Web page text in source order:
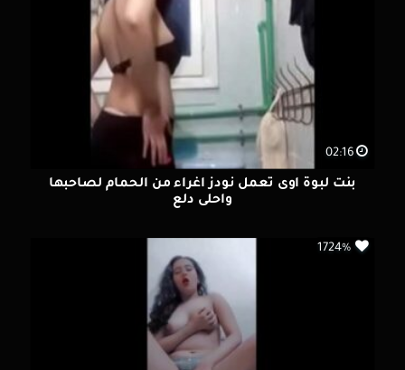
02:16
بنت لبوة اوى تعمل نودز اغراء من الحمام لصاحبها
واحلى دلع
1724%